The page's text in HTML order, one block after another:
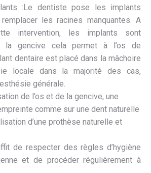
:Le dentiste pose les implants
les racines manquantes. A
intervention, les implants sont
la gencive cela permet à l’os de
dentaire est placé dans la mâchoire
locale dans la majorité des cas,
générale.
de l’os et de la gencive, une
comme sur une dent naturelle
d’une prothèse naturelle et
de respecter des règles d’hygiène
et de procéder régulièrement à